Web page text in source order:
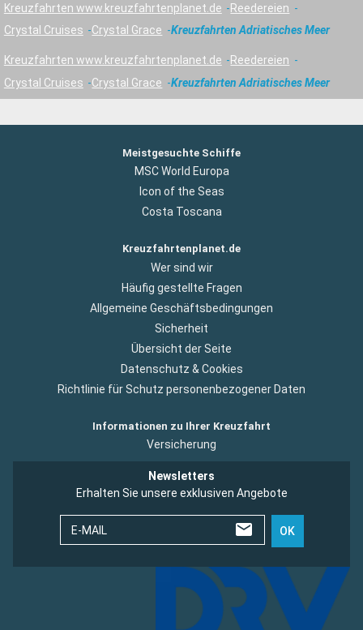
Kreuzfahrten www.kreuzfahrtenplanet.de
Reedereien
Crystal Cruises
Crystal Grace Kreuzfahrten Adriatisches Meer
Kreuzfahrten www.kreuzfahrtenplanet.de
Reedereien
Crystal Cruises
Crystal Grace Kreuzfahrten Adriatisches Meer
Meistgesuchte Schiffe
MSC World Europa
Icon of the Seas
Costa Toscana
Kreuzfahrtenplanet.de
Wer sind wir
Häufig gestellte Fragen
Allgemeine Geschäftsbedingungen
Sicherheit
Übersicht der Seite
Datenschutz & Cookies
Richtlinie für Schutz personenbezogener Daten
Informationen zu Ihrer Kreuzfahrt
Versicherung
Newsletters
Erhalten Sie unsere exklusiven Angebote
E-MAIL OK